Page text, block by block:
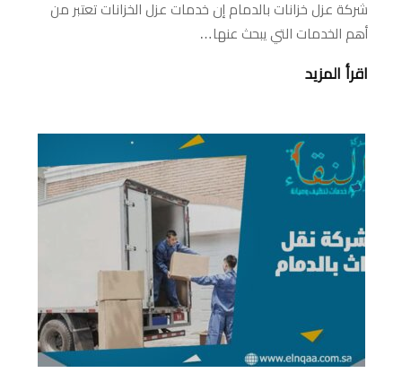
شركة عزل خزانات بالدمام إن خدمات عزل الخزانات تعتبر من
أهم الخدمات التي يبحث عنها…
اقرأ المزيد